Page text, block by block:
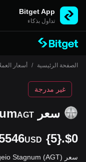
Bitget App
تداول بذكاء
الصفحة الرئيسية / أسعار
سعر Ageio Stagnum AGT
غير مدرجة
$0.{5}5546
USD